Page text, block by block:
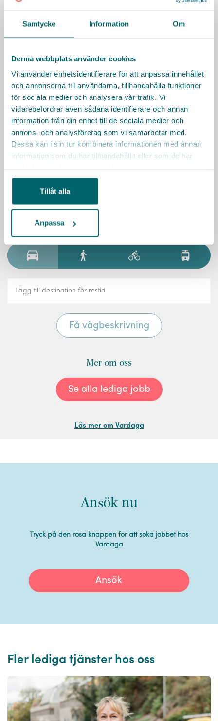
Samtycke Information Om
Denna webbplats använder cookies
Vi använder enhetsidentifierare för att anpassa innehållet
och annonserna till användarna, tillhandahålla funktioner
för sociala medier och analysera vår trafik. Vi
vidarebefordrar även sådana identifierare och annan
information från din enhet till de sociala medier och
annons- och analysföretag som vi samarbetar med.
Dessa kan i sin tur kombinera informationen med annan
information som du har tillhandahållit eller som de har
Tillåt alla
Anpassa
Hedtångsvägen 28, Hovås
Sandra Nilsson, verksamhetschef
sandra.nilsson3@vardaga.se
Kommunal
Besök Vardagas webbplats
Räkna ut resväg
Mer om oss
Se alla lediga jobb
Läs mer om Vardaga
Ansök nu
Tryck på den rosa knappen för att söka jobbet hos
Vardaga
Ansök
Fler lediga tjänster hos oss